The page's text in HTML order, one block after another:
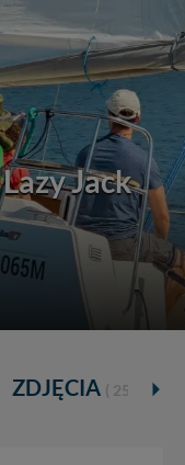
Jack
ZDJĘCIA ( 25 )